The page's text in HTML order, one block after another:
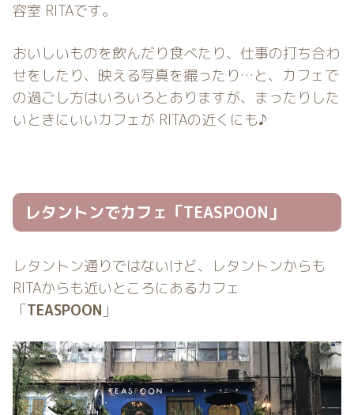
容室 RITAです。
おいしいものを飲んだり食べたり、仕事の打ち合わ
せをしたり、映える写真を撮ったり…と、カフェで
の過ごし方はいろいろとありますが、まったりした
いときにいいカフェが RITAの近くにも♪
レタントンでカフェ「TEASPOON」
レタントン通りではないけど、レタントンからも
RITAからも近いところにあるカフェ
「TEASPOON 」